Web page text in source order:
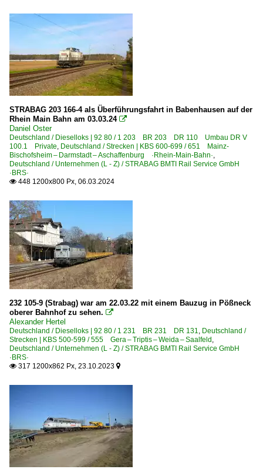
STRABAG 203 166-4 als Überführungsfahrt in Babenhausen auf der
Rhein Main Bahn am 03.03.24 
Daniel Oster
Deutschland / Dieselloks | 92 80 / 1 203 BR 203 DR 110 Umbau DR V
100.1 Private, Deutschland / Strecken | KBS 600-699 / 651 Mainz-
Bischofsheim – Darmstadt – Aschaffenburg ·Rhein-Main-Bahn·,
Deutschland / Unternehmen (L - Z) / STRABAG BMTI Rail Service GmbH
·BRS·
 448 1200x800 Px, 06.03.2024
232 105-9 (Strabag) war am 22.03.22 mit einem Bauzug in Pößneck
oberer Bahnhof zu sehen. 
Alexander Hertel
Deutschland / Dieselloks | 92 80 / 1 231 BR 231 DR 131, Deutschland /
Strecken | KBS 500-599 / 555 Gera – Triptis – Weida – Saalfeld ,
Deutschland / Unternehmen (L - Z) / STRABAG BMTI Rail Service GmbH
·BRS·
 317 1200x862 Px, 23.10.2023 